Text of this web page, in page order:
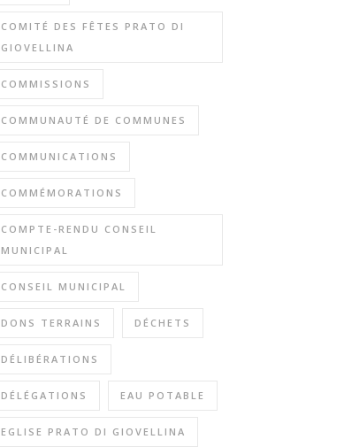
COMITÉ DES FÊTES PRATO DI
GIOVELLINA
COMMISSIONS
COMMUNAUTÉ DE COMMUNES
COMMUNICATIONS
COMMÉMORATIONS
COMPTE-RENDU CONSEIL
MUNICIPAL
CONSEIL MUNICIPAL
DONS TERRAINS DÉCHETS
DÉLIBÉRATIONS
DÉLÉGATIONS EAU POTABLE
EGLISE PRATO DI GIOVELLINA